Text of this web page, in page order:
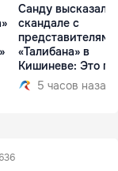
Санду
скандале с
представителями
«Талибана» в
Кишиневе: Это
5 часов назад